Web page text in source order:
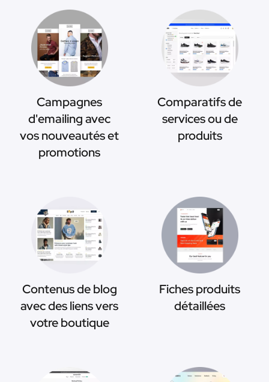
Campagnes
d'emailing avec
vos nouveautés et
promotions
Comparatifs de
services ou de
produits
Contenus de blog
avec des liens vers
votre boutique
Fiches produits
détaillées